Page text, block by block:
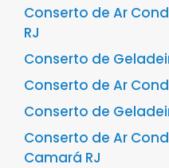
Conserto de Ar
RJ
Conserto de
Conserto de Ar
Conserto de
Conserto de Ar
Camará RJ